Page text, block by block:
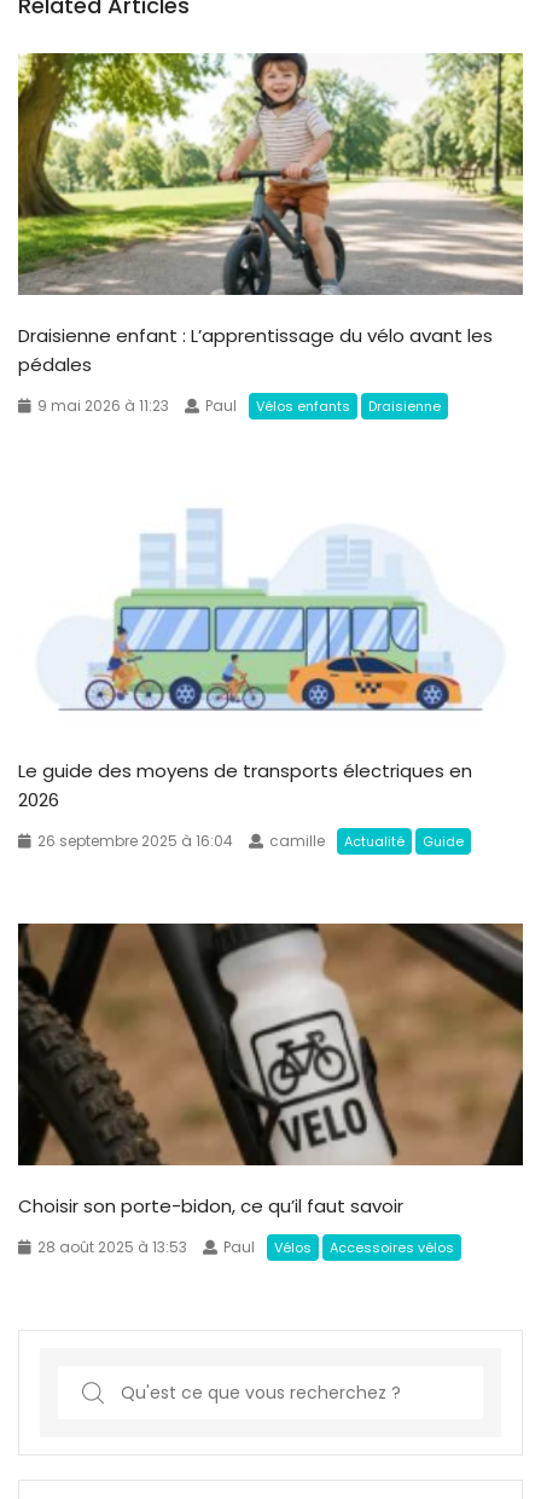
Draisienne enfant : L’apprentissage du vélo avant les
pédales
9 mai 2026 à 11:23 Paul Vélos enfants Draisienne
Le guide des moyens de transports électriques en
2026
26 septembre 2025 à 16:04 camille Actualité Guide
Choisir son porte-bidon, ce qu’il faut savoir
28 août 2025 à 13:53 Paul Vélos Accessoires vélos
r